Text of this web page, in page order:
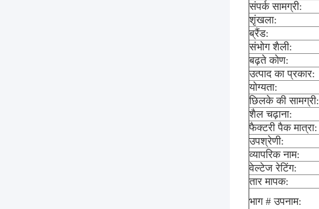
संपर्क सामग्री:
शृंखला:
ब्रैंड:
संभोग शैली:
बढ़ते कोण:
उत्पाद का प्रकार:
योग्यता:
छिलके की सामग्री:
शैल चढ़ाना:
फैक्टरी पैक मात्रा:
उपश्रेणी:
व्यापरिक नाम:
वेल्टेज रेटिंग:
तार मापक:
भाग # उपनाम: